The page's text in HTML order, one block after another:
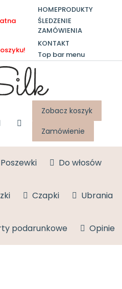
HOMEPRODUKTY
ŚLEDZENIE
ZAMÓWIENIA
KONTAKT
Top bar menu
Zobacz koszyk
Zamówienie
Poszewki Do włosów
Czapki Ubrania
podarunkowe Opinie